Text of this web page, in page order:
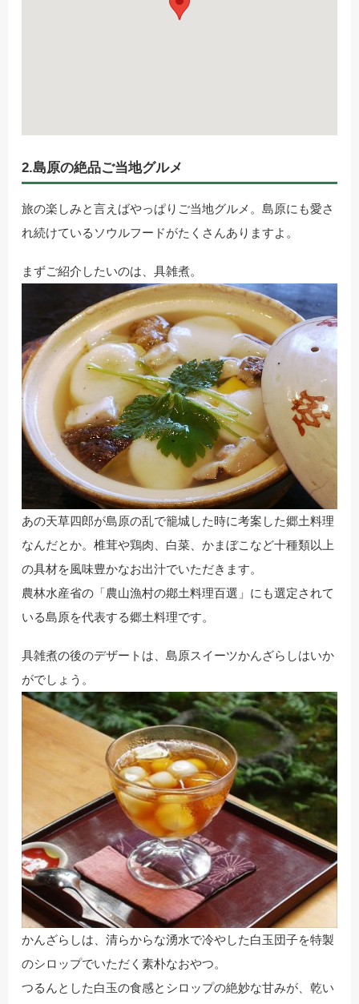
2.島原の絶品ご当地グルメ
旅の楽しみと言えばやっぱりご当地グルメ。島原にも愛さ
れ続けているソウルフードがたくさんありますよ。
まずご紹介したいのは、具雑煮。
あの天草四郎が島原の乱で籠城した時に考案した郷土料理
なんだとか。椎茸や鶏肉、白菜、かまぼこなど十種類以上
の具材を風味豊かなお出汁でいただきます。
農林水産省の「農山漁村の鄕土料理百選」にも選定されて
いる島原を代表する郷土料理です。
具雑煮の後のデザートは、島原スイーツかんざらしはいか
がでしょう。
かんざらしは、清らからな湧水で冷やした白玉団子を特製
のシロップでいただく素朴なおやつ。
つるんとした白玉の食感とシロップの絶妙な甘みが、乾い